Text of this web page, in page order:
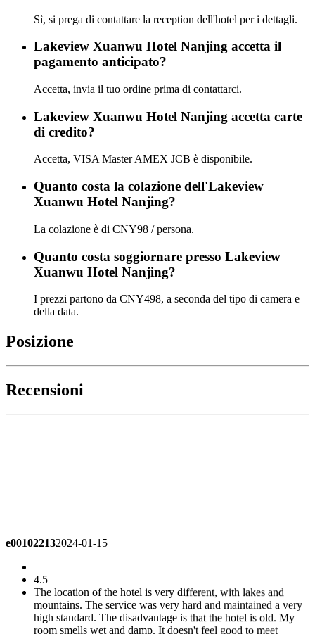
Sì, si prega di contattare la reception dell'hotel per i dettagli.
Lakeview Xuanwu Hotel Nanjing accetta il
pagamento anticipato?
Accetta, invia il tuo ordine prima di contattarci.
Lakeview Xuanwu Hotel Nanjing accetta carte
di credito?
Accetta, VISA Master AMEX JCB è disponibile.
Quanto costa la colazione dell'Lakeview
Xuanwu Hotel Nanjing?
La colazione è di CNY98 / persona.
Quanto costa soggiornare presso Lakeview
Xuanwu Hotel Nanjing?
I prezzi partono da CNY498, a seconda del tipo di camera e
della data.
Posizione
Recensioni
e001022132024-01-15
4.5
The location of the hotel is very different, with lakes and
mountains. The service was very hard and maintained a very
high standard. The disadvantage is that the hotel is old. My
room smells wet and damp. It doesn't feel good to meet